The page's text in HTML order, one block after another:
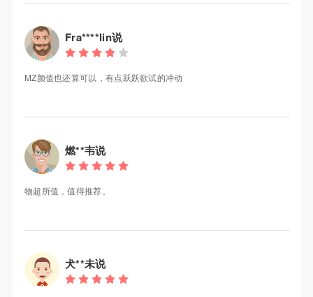
Fra****lin说
MZ颜值也还算可以，有点跃跃欲试的冲动
燃**韦说
物超所值，值得推荐。
犬**未说